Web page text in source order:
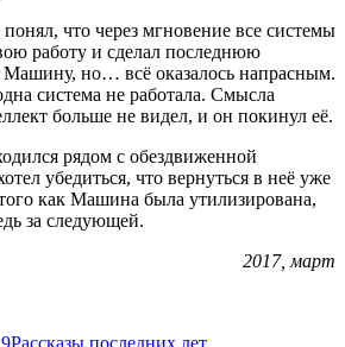
что через мгновение все системы
работу и сделал последнюю
но… всё оказалось напрасным.
система не работала. Смысла
больше не видел, и он покинул её.
рядом с обездвиженной
убедиться, что вернуться в неё уже
как Машина была утилизирована,
за следующей.
2017, март
Рассказы последних лет